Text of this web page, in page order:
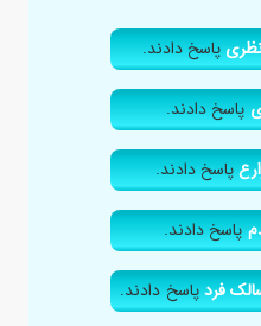
پاسخ دادند.
پاسخ دادند.
پاسخ دادند.
پاسخ دادند.
فردپاسخ دادند.